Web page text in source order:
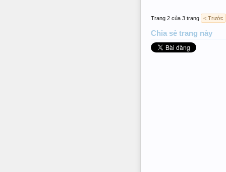
Trang 2 của 3 trang < Trước
Chia sẻ trang này